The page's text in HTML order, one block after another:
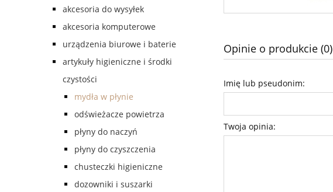
akcesoria do wysyłek
akcesoria komputerowe
urządzenia biurowe i baterie
artykuły higieniczne i środki
czystości
mydła w płynie
odświeżacze powietrza
płyny do naczyń
płyny do czyszczenia
chusteczki higieniczne
dozowniki i suszarki
Opinie o produkcie (0)
Imię lub pseudonim:
Twoja opinia: